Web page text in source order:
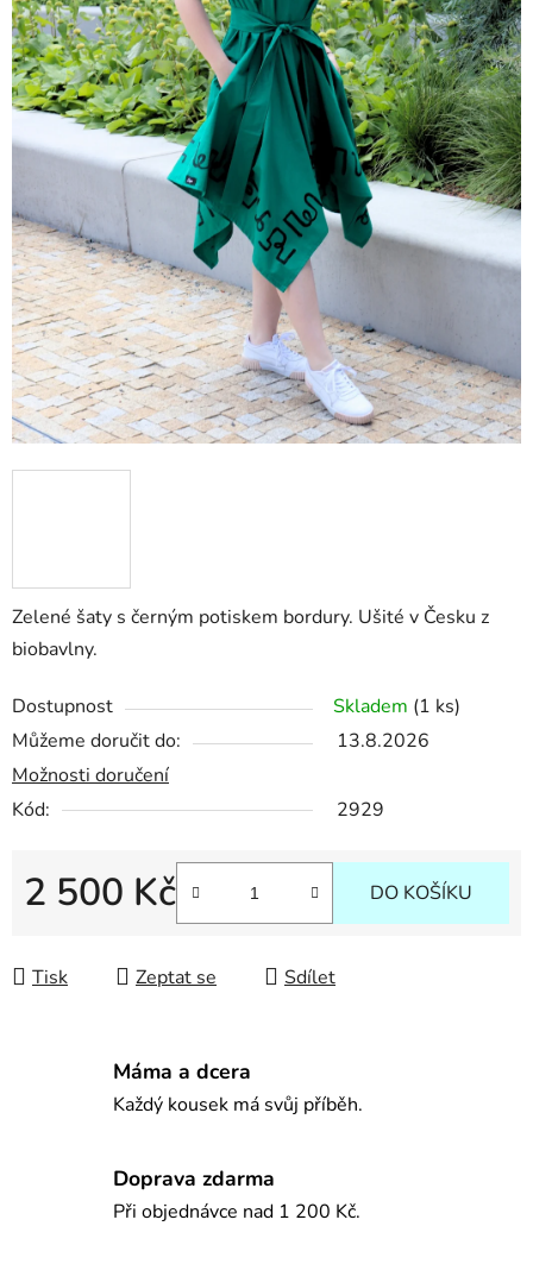
Zelené šaty s černým potiskem bordury. Ušité v Česku z
biobavlny.
Dostupnost Skladem (1 ks)
Můžeme doručit do:
13.8.2026
Možnosti doručení
Kód:
2929
2 500 Kč DO KOŠÍKU
Tisk Zeptat se Sdílet
Máma a dcera
Každý kousek má svůj příběh.
Doprava zdarma
Při objednávce nad 1 200 Kč.